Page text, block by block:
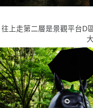
往上走第二層是景觀平台D